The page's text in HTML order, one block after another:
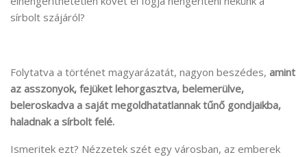
sírbolt szájáról?
Folytatva a történet magyarázatát, nagyon beszédes, amint
az asszonyok, fejüket lehorgasztva, belemerülve,
beleroskadva a saját megoldhatatlannak tűnő gondjaikba,
haladnak a sírbolt felé.
Ismeritek ezt? Nézzetek szét egy városban, az emberek